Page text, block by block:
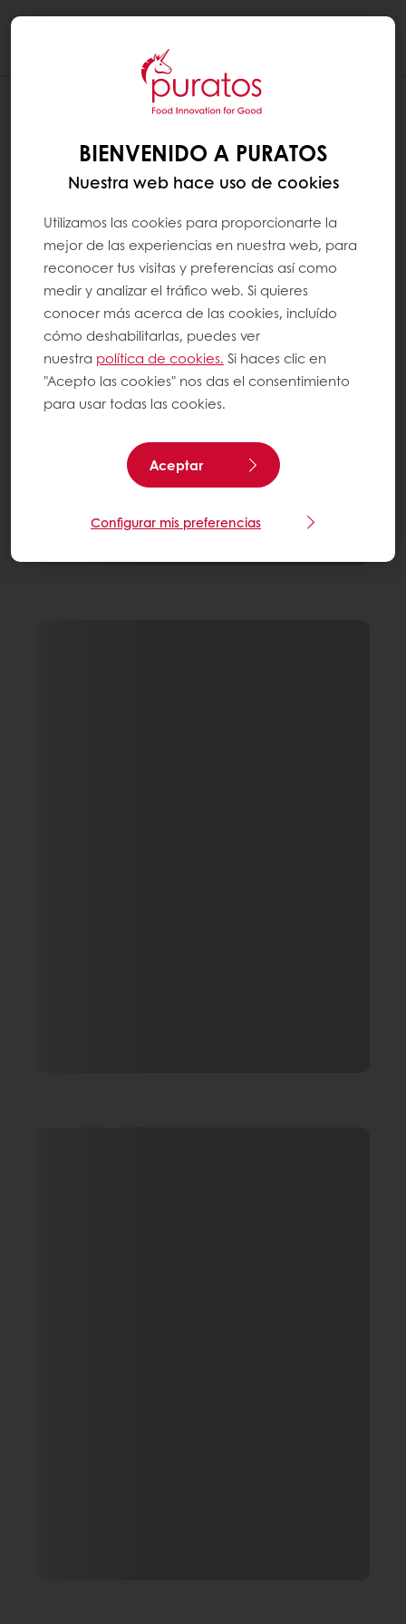
BIENVENIDO A PURATOS
Nuestra web hace uso de cookies
Utilizamos las cookies para proporcionarte la
mejor de las experiencias en nuestra web, para
reconocer tus visitas y preferencias así como
medir y analizar el tráfico web. Si quieres
conocer más acerca de las cookies, incluído
cómo deshabilitarlas, puedes ver
nuestra política de cookies. Si haces clic en
"Acepto las cookies" nos das el consentimiento
para usar todas las cookies.
Aceptar
Configurar mis preferencias